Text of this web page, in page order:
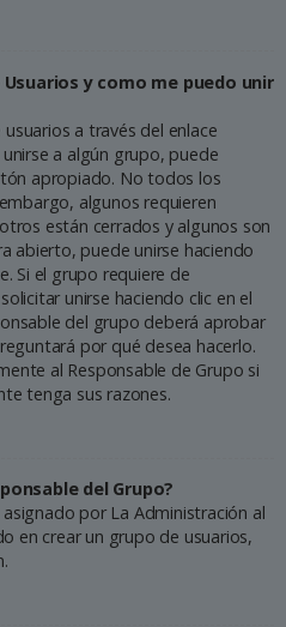
y como me puedo unir
a través del enlace
a algún grupo, puede
apropiado. No todos los
algunos requieren
están cerrados y algunos son
abierto, puede unirse haciendo
Si el grupo requiere de
unirse haciendo clic en el
del grupo deberá aprobar
por qué desea hacerlo.
al Responsable de Grupo si
tenga sus razones.
del Grupo?
por La Administración al
en crear un grupo de usuarios,